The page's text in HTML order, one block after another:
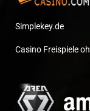
Simplekey.de
Casino Freispiele